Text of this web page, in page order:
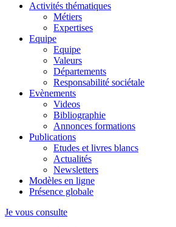
Activités thématiques
Métiers
Expertises
Equipe
Equipe
Valeurs
Départements
Responsabilité sociétale
Evènements
Videos
Bibliographie
Annonces formations
Publications
Etudes et livres blancs
Actualités
Newsletters
Modèles en ligne
Présence globale
Je vous consulte